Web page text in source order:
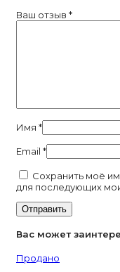
Ваш отзыв *
Имя *
Email *
Сохранить моё
для последующих
Вас может
Продано